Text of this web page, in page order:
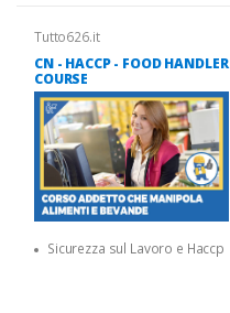
Tutto626.it
CN - HACCP - FOOD HANDLER
COURSE
Sicurezza sul Lavoro e Haccp